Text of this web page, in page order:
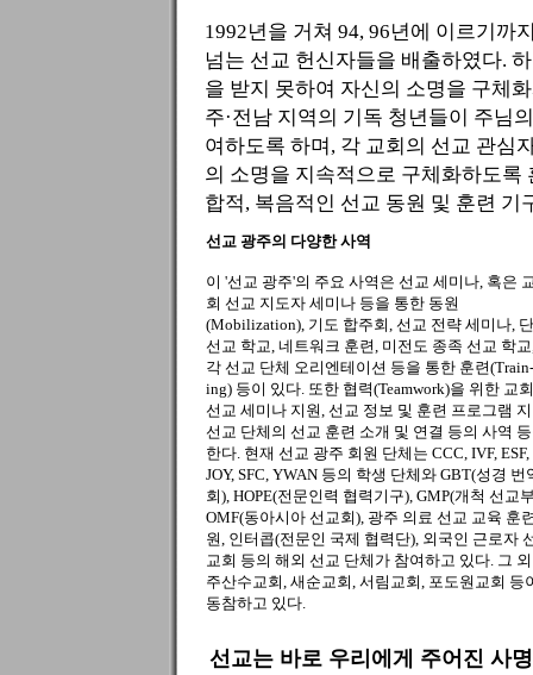
1992년을 거쳐 94, 96년에 이르기까
넘는 선교 헌신자들을 배출하였다.
을 받지 못하여 자신의 소명을 구체
주·전남 지역의 기독 청년들이 주님
여하도록 하며, 각 교회의 선교 관심
의 소명을 지속적으로 구체화하도록
합적, 복음적인 선교 동원 및 훈련 기
선교 광주의 다양한 사역
이 '선교 광주'의 주요 사역은 선교 세미나, 혹은
회 선교 지도자 세미나 등을 통한 동원
(Mobilization), 기도 합주회, 선교 전략 세미나,
선교 학교, 네트워크 훈련, 미전도 종족 선교 학
각 선교 단체 오리엔테이션 등을 통한 훈련(Train-
ing) 등이 있다. 또한 협력(Teamwork)을 위한 교회
선교 세미나 지원, 선교 정보 및 훈련 프로그램
선교 단체의 선교 훈련 소개 및 연결 등의 사역
한다. 현재 선교 광주 회원 단체는 CCC, IVF, ESF,
JOY, SFC, YWAN 등의 학생 단체와 GBT(성경 번
회), HOPE(전문인력 협력기구), GMP(개척 선교
OMF(동아시아 선교회), 광주 의료 선교 교육 훈
원, 인터콥(전문인 국제 협력단), 외국인 근로자
교회 등의 해외 선교 단체가 참여하고 있다. 그
주산수교회, 새순교회, 서림교회, 포도원교회 등
동참하고 있다.
선교는 바로 우리에게 주어진 사명